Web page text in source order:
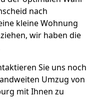
nach
kleine Wohnung
wir haben die
Sie uns noch
Umzug von
mit Ihnen zu